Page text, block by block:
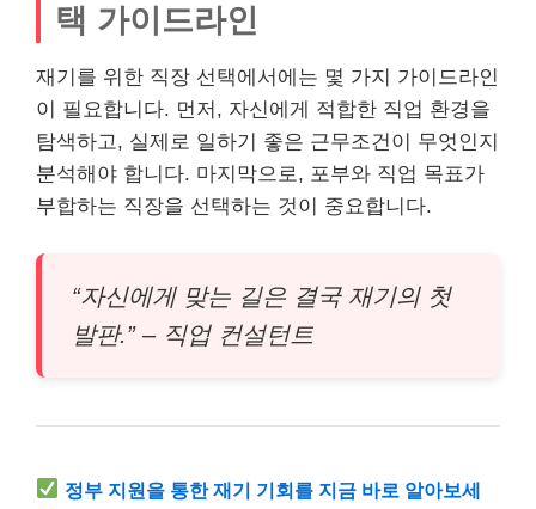
택 가이드라인
재기를 위한 직장 선택에서에는 몇 가지 가이드라인
이 필요합니다. 먼저, 자신에게 적합한 직업 환경을
탐색하고, 실제로 일하기 좋은 근무조건이 무엇인지
분석해야 합니다. 마지막으로, 포부와 직업 목표가
부합하는 직장을 선택하는 것이 중요합니다.
“자신에게 맞는 길은 결국 재기의 첫
발판.” – 직업 컨설턴트
정부 지원을 통한 재기 기회를 지금 바로 알아보세